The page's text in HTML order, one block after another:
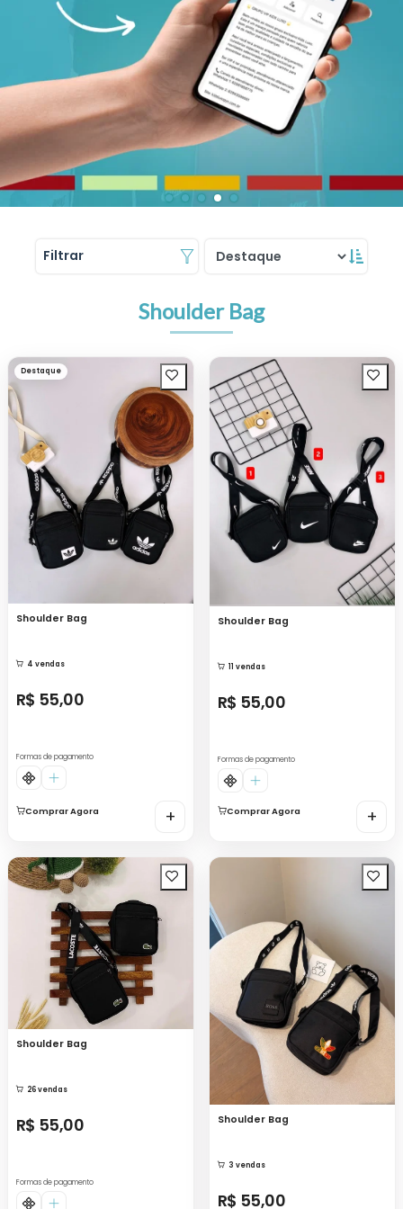
Filtrar
Shoulder Bag
Destaque
Shoulder Bag
4 vendas
R$ 55,00
Formas de pagamento
Comprar Agora +
Shoulder Bag
11 vendas
R$ 55,00
Formas de pagamento
Comprar Agora +
Shoulder Bag
26 vendas
R$ 55,00
Formas de pagamento
Shoulder Bag
3 vendas
R$ 55,00